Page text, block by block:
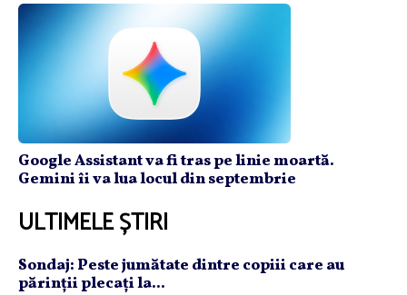
Google Assistant va fi tras pe linie moartă.
Gemini îi va lua locul din septembrie
ULTIMELE ȘTIRI
Sondaj: Peste jumătate dintre copiii care au
părinţii plecaţi la...